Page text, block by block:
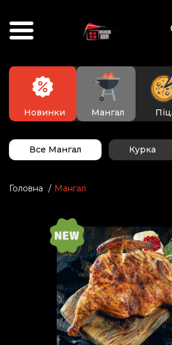
Новинки Мангал
Все Мангал Курка
Головна Мангал